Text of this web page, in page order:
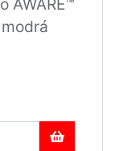
AWARE™